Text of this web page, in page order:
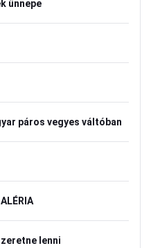
ünnepe
páros vegyes váltóban
lenni